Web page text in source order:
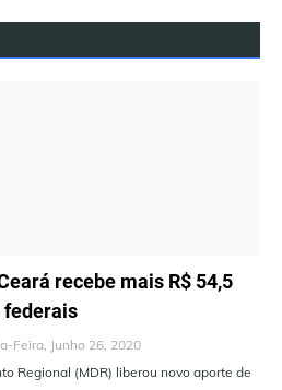
recebe mais R$ 54,5
federais
Feira, Junho 26, 2020
Regional (MDR) liberou novo aporte de